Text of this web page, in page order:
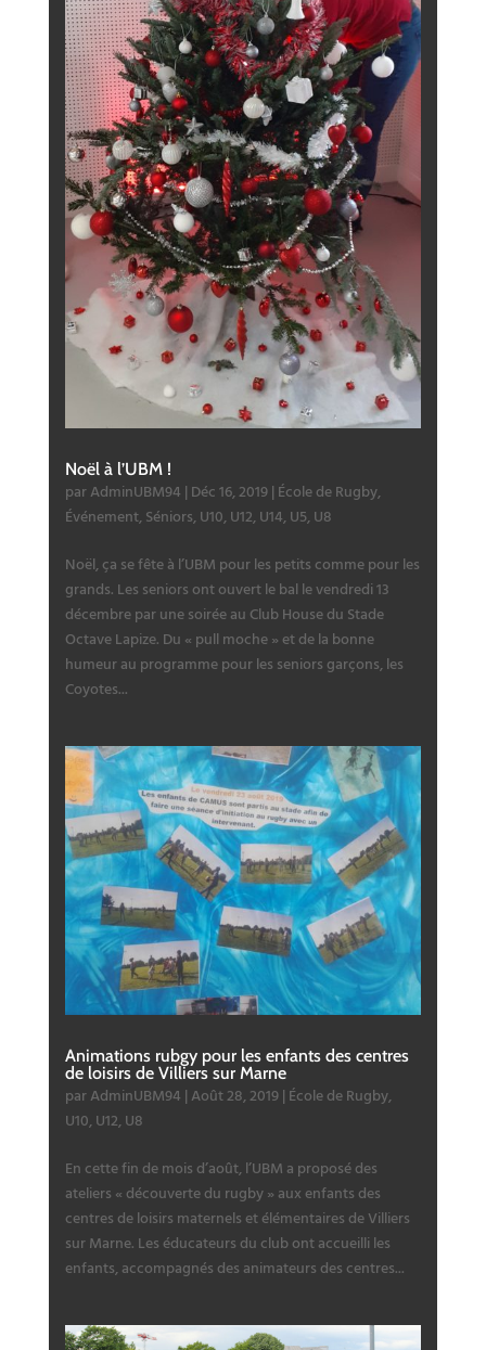
Noël à l’UBM !
parAdminUBM94 | Déc 16, 2019| École de Rugby,
Événement,Séniors,U10,U12,U14,U5,U8
Noël, ça se fête à l’UBM pour les petits comme pour les
grands. Les seniors ont ouvert le bal le vendredi 13
décembre par une soirée au Club House du Stade
Octave Lapize. Du « pull moche » et de la bonne
humeur au programme pour les seniors garçons, les
Coyotes...
Animations rubgy pour les enfants des centres
de loisirs de Villiers sur Marne
parAdminUBM94 | Août 28, 2019| École de Rugby,
U10,U12,U8
En cette fin de mois d’août, l’UBM a proposé des
ateliers « découverte du rugby » aux enfants des
centres de loisirs maternels et élémentaires de Villiers
sur Marne. Les éducateurs du club ont accueilli les
enfants, accompagnés des animateurs des centres...